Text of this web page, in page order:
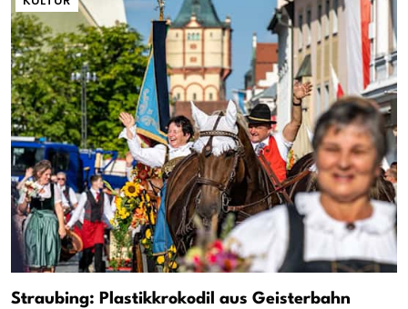
Straubing: Plastikkrokodil aus Geisterbahn